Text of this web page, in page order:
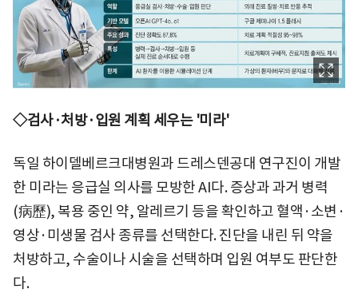
◇검사·처방·입원 계획 세우는 '미라'
독일 하이델베르크대병원과 드레스덴공대 연구진이 개발
한 미라는 응급실 의사를 모방한 AI다. 증상과 과거 병력
(病歷), 복용 중인 약, 알레르기 등을 확인하고 혈액·소변·
영상·미생물 검사 종류를 선택한다. 진단을 내린 뒤 약을
처방하고, 수술이나 시술을 선택하며 입원 여부도 판단한
다.